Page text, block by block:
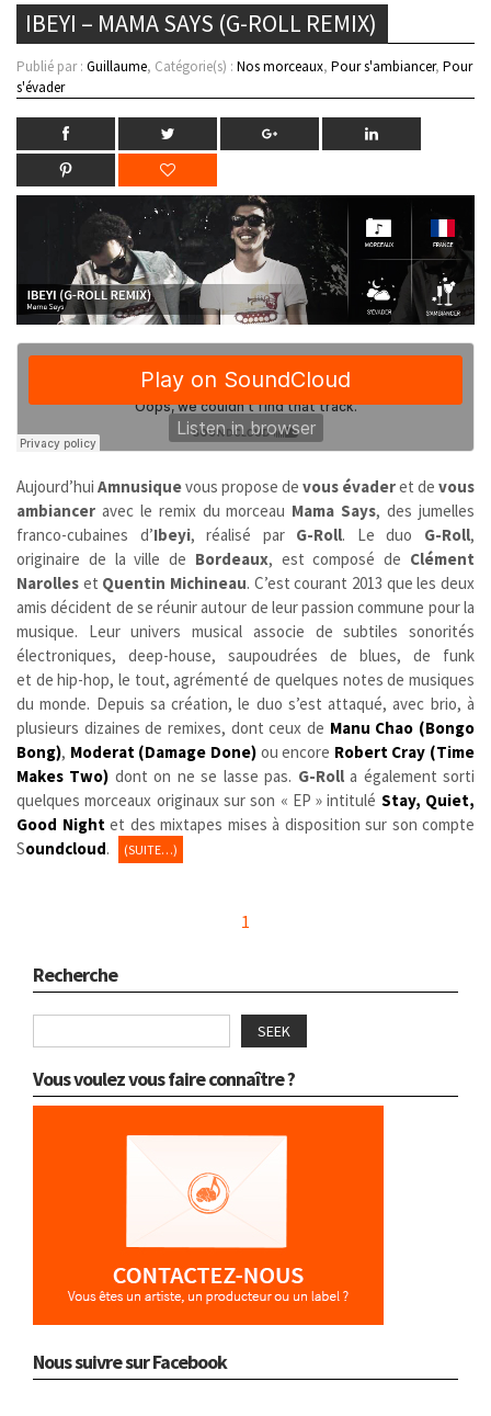
IBEYI – MAMA SAYS (G-ROLL REMIX)
Publié par : Guillaume, Catégorie(s) : Nos morceaux, Pour s'ambiancer, Pour
s'évader
Aujourd’hui Amnusiquevous propose de vous évaderet de vous
ambiancer avec le remix du morceau Mama Says, des jumelles
franco-cubaines d’Ibeyi, réalisé par G-Roll. Le duo G-Roll,
originaire de la ville de Bordeaux, est composé de Clément
Narolles et Quentin Michineau. C’est courant 2013 que les deux
amis décident de se réunir autour de leur passion commune pour la
musique. Leur univers musical associe de subtiles sonorités
électroniques, deep-house, saupoudrées de blues, de funk
et de hip-hop, le tout, agrémenté de quelques notes de musiques
du monde. Depuis sa création, le duo s’est attaqué, avec brio, à
plusieurs dizaines de remixes, dont ceux de Manu Chao (Bongo
Bong), Moderat (Damage Done)ou encore Robert Cray (Time
Makes Two) dont on ne se lasse pas. G-Rolla également sorti
quelques morceaux originaux sur son « EP » intitulé Stay, Quiet,
Good Night et des mixtapes mises à disposition sur son compte
Soundcloud. (SUITE…)
1
Recherche
SEEK
Vous voulez vous faire connaître ?
Nous suivre sur Facebook